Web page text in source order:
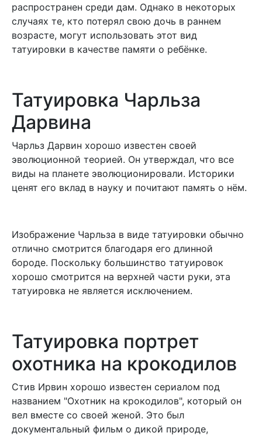
распространен среди дам. Однако в некоторых
случаях те, кто потерял свою дочь в раннем
возрасте, могут использовать этот вид
татуировки в качестве памяти о ребёнке.
Татуировка Чарльза
Дарвина
Чарльз Дарвин хорошо известен своей
эволюционной теорией. Он утверждал, что все
виды на планете эволюционировали. Историки
ценят его вклад в науку и почитают память о нём.
Изображение Чарльза в виде татуировки обычно
отлично смотрится благодаря его длинной
бороде. Поскольку большинство татуировок
хорошо смотрится на верхней части руки, эта
татуировка не является исключением.
Татуировка портрет
охотника на крокодилов
Стив Ирвин хорошо известен сериалом под
названием "Охотник на крокодилов", который он
вел вместе со своей женой. Это был
документальный фильм о дикой природе,